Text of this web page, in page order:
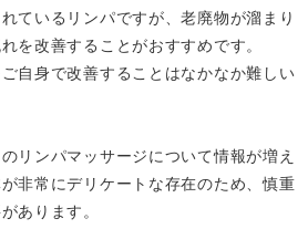
ているリンパですが、老廃物が溜まり
を改善することがおすすめです。
自身で改善することはなかなか難しい
リンパマッサージについて情報が増え
非常にデリケートな存在のため、慎重
あります。